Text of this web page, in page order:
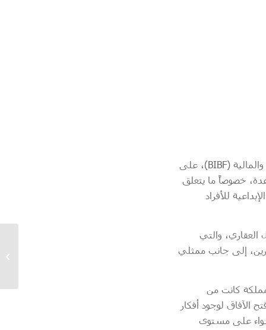
أكد السيد أحمد نعيمي، الرئيس التنفيذي للعمليات في معهد البحرين للدراسات المصرفية والمالية (BIBF)، على
خصوصاً ما يتعلق
للأفراد
والتي
إلى جانب ممثلي
كانت من
الآفاق لوجود أفكار
سواء على مستوى